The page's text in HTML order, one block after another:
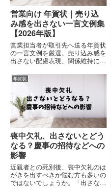
営業向け 年賀状｜売り込
み感を出さない一言文例集
【2026年版】
営業担当者が取引先へ送る年賀状
の一言文例を厳選。売り込み感を
出さない配慮表現、関係維持に適
る文例30選を紹介【2026年
版】。
年賀状
喪中欠礼、出さないとどう
なる？慶事の招待などへの
影響
近親者との死別後、喪中欠礼のは
がきを出すべきか悩む方も多いの
ではないでしょうか。「出さない